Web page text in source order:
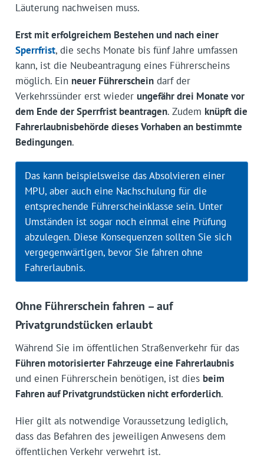
Läuterung nachweisen muss.
Erst mit erfolgreichem Bestehen und nach einer
Sperrfrist, die sechs Monate bis fünf Jahre umfassen
kann, ist die Neubeantragung eines Führerscheins
möglich. Ein neuer Führerscheindarf der
Verkehrssünder erst wieder ungefähr drei Monate vor
dem Ende der Sperrfrist beantragen. Zudem knüpft die
Fahrerlaubnisbehörde dieses Vorhaben an bestimmte
Bedingungen.
Das kann beispielsweise das Absolvieren einer
MPU, aber auch eine Nachschulung für die
entsprechende Führerscheinklasse sein. Unter
Umständen ist sogar noch einmal eine Prüfung
abzulegen. Diese Konsequenzen sollten Sie sich
vergegenwärtigen, bevor Sie fahren ohne
Fahrerlaubnis.
Ohne Führerschein fahren – auf
Privatgrundstücken erlaubt
Während Sie im öffentlichen Straßenverkehr für das
Führen motorisierter Fahrzeuge eine Fahrerlaubnis
und einen Führerschein benötigen, ist dies beim
Fahren auf Privatgrundstücken nicht erforderlich.
Hier gilt als notwendige Voraussetzung lediglich,
dass das Befahren des jeweiligen Anwesens dem
öffentlichen Verkehr verwehrt ist.